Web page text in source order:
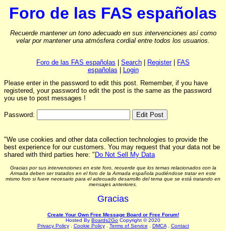
Foro de las FAS españolas
Recuerde mantener un tono adecuado en sus intervenciones así como
velar por mantener una atmósfera cordial entre todos los usuarios.
Foro de las FAS españolas Search Register|
FAS
españolas
Login
Please enter in the password to edit this post. Remember, if you have
registered, your password to edit the post is the same as the password
you use to post messages !
Password:
"We use cookies and other data collection technologies to provide the
best experience for our customers. You may request that your data not be
shared with third parties here: " Do Not Sell My Data
Gracias por sus intervenciones en este foro, recuerde que los temas relacionados con la
Armada deben ser tratados en el foro de la Armada española pudiéndose tratar en este
mismo foro si fuere necesario para el adecuado desarrollo del tema que se está tratando en
mensajes anteriores.
Gracias
Create Your Own Free Message Board or Free Forum!
Hosted By Boards2Go Copyright © 2020
Privacy Policy. Cookie Policy. Terms of Service DMCA. Contact